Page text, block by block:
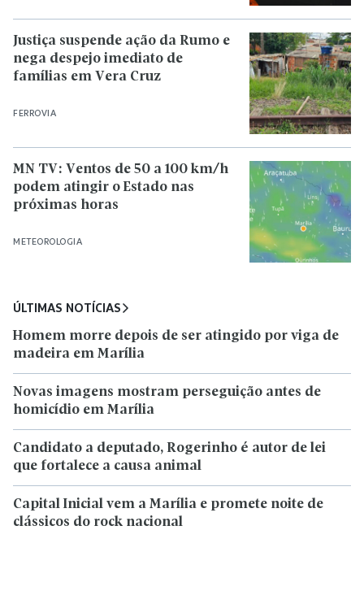
FERROVIA
Justiça suspende ação da Rumo e
nega despejo imediato de
famílias em Vera Cruz
METEOROLOGIA
MN TV: Ventos de 50 a 100 km/h
podem atingir o Estado nas
próximas horas
ÚLTIMAS NOTÍCIAS
Homem morre depois de ser atingido por viga de
madeira em Marília
Novas imagens mostram perseguição antes de
homicídio em Marília
Candidato a deputado, Rogerinho é autor de lei
que fortalece a causa animal
Capital Inicial vem a Marília e promete noite de
clássicos do rock nacional